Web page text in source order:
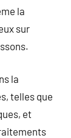
la
sur
la
telles que
et